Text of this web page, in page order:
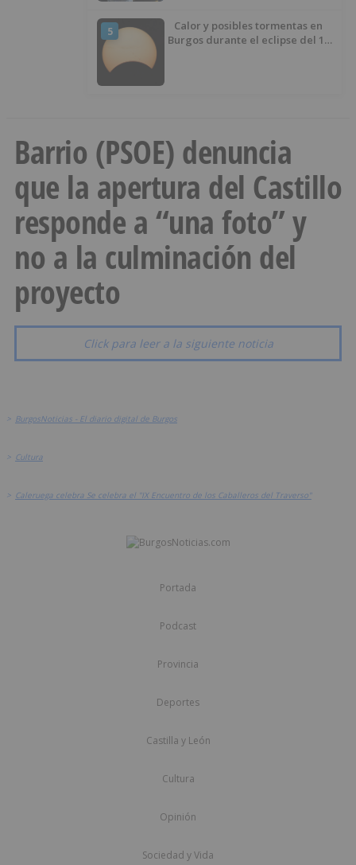
5
Calor y posibles tormentas en
Burgos durante el eclipse del 12
Barrio (PSOE) denuncia
que la apertura del Castillo
responde a “una foto” y
no a la culminación del
proyecto
Click para leer a la siguiente noticia
> BurgosNoticias - El diario digital de Burgos
> Cultura
> Caleruega celebra Se celebra el "IX Encuentro de los Caballeros del Traverso"
Portada
Podcast
Provincia
Deportes
Castilla y León
Cultura
Opinión
Sociedad y Vida